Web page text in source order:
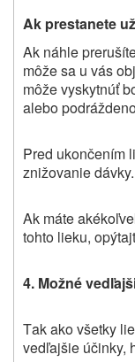
Ak prestanete
Ak náhle
môže sa u vás
môže vyskytnúť
alebo
Pred ukončením
znižovanie dávky.
Ak máte
tohto lieku,
4. Možné
Tak ako všetky
vedľajšie účinky,